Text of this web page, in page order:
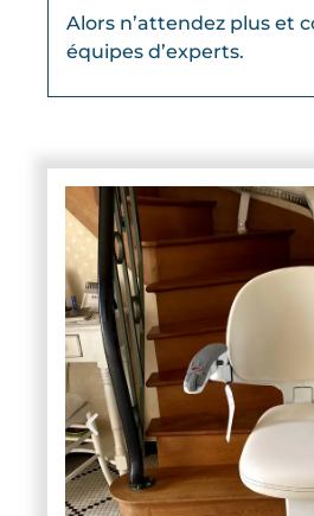
Alors n’attendez plus et
équipes d’experts.